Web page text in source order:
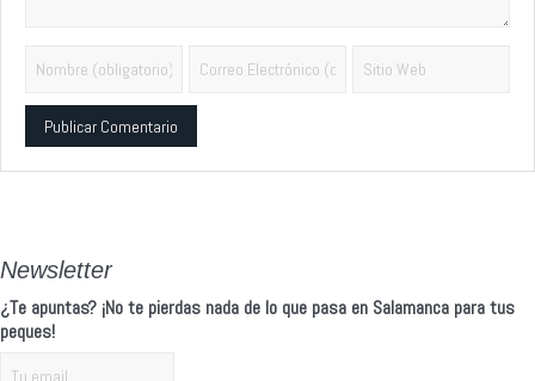
Newsletter
¿Te apuntas? ¡No te pierdas nada de lo que pasa en Salamanca para tus
peques!